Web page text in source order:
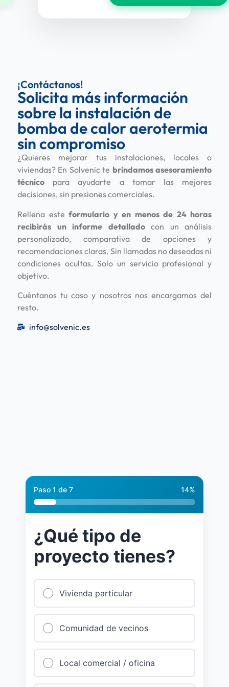
¡Contáctanos!
Solicita más información
sobre la instalación de
bomba de calor aerotermia
sin compromiso
¿Quieres mejorar tus instalaciones, locales o
viviendas? En Solvenic te brindamos asesoramiento
técnico para ayudarte a tomar las mejores
decisiones, sin presiones comerciales.
Rellena este formulario y en menos de 24 horas
recibirás un informe detalladocon un análisis
personalizado, comparativa de opciones y
recomendaciones claras. Sin llamadas no deseadas ni
condiciones ocultas. Solo un servicio profesional y
objetivo.
Cuéntanos tu caso y nosotros nos encargamos del
resto.
info@solvenic.es
Paso 1 de 7 14%
¿Qué tipo de
proyecto tienes?
Vivienda particular
Comunidad de vecinos
Local comercial / oficina